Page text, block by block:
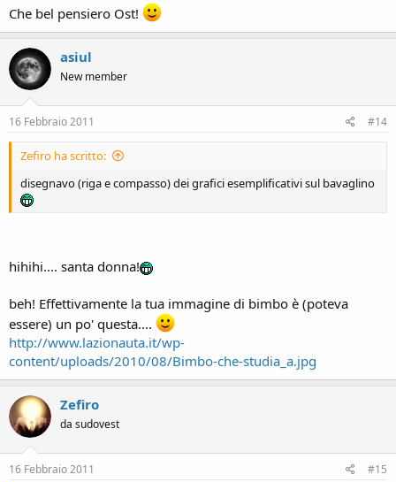
Che bel pensiero Ost!
asiul
New member
16 Febbraio 2011 #14
Zefiro ha scritto:
disegnavo (riga e compasso) dei grafici esemplificativi sul bavaglino
hihihi.... santa donna!
beh! Effettivamente la tua immagine di bimbo è (poteva
essere) un po' questa....
http://www.lazionauta.it/wp-
content/uploads/2010/08/Bimbo-che-studia_a.jpg
Zefiro
da sudovest
16 Febbraio 2011 #15